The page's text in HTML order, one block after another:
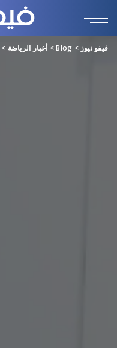
فيفو نيوز >
Blog
> أخبار الرياضة >